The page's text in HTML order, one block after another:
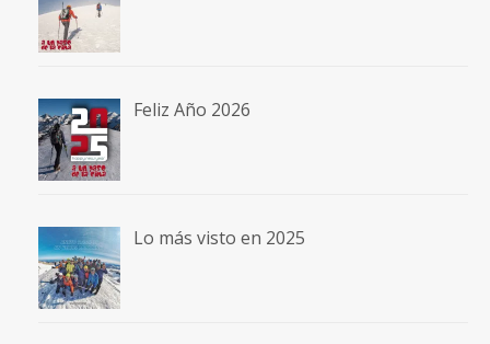
Feliz Año 2026
Lo más visto en 2025